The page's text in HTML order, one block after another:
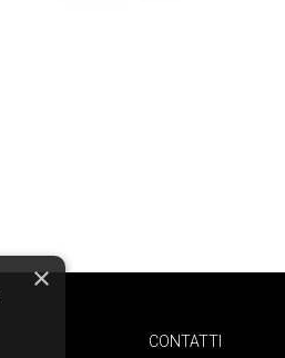
CONTATTI
×